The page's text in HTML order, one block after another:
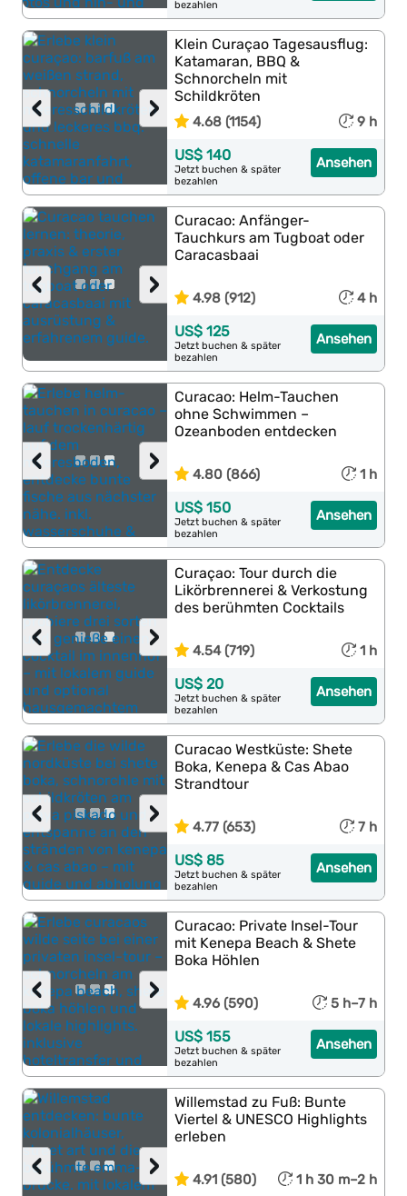
bezahlen
›
‹
Klein Curaçao Tagesausflug:
Katamaran, BBQ &
Schnorcheln mit
Schildkröten
4.68 (1154) 9 h
Ansehen
US$ 140
Jetzt buchen & später
bezahlen
›
‹
Curacao: Anfänger-
Tauchkurs am Tugboat oder
Caracasbaai
4.98 (912) 4 h
Ansehen
US$ 125
Jetzt buchen & später
bezahlen
›
‹
Curacao: Helm-Tauchen
ohne Schwimmen –
Ozeanboden entdecken
4.80 (866) 1 h
Ansehen
US$ 150
Jetzt buchen & später
bezahlen
›
‹
Curaçao: Tour durch die
Likörbrennerei & Verkostung
des berühmten Cocktails
4.54 (719) 1 h
Ansehen
US$ 20
Jetzt buchen & später
bezahlen
›
‹
Curacao Westküste: Shete
Boka, Kenepa & Cas Abao
Strandtour
4.77 (653) 7 h
Ansehen
US$ 85
Jetzt buchen & später
bezahlen
›
‹
Curacao: Private Insel-Tour
mit Kenepa Beach & Shete
Boka Höhlen
4.96 (590) 5 h–7 h
Ansehen
US$ 155
Jetzt buchen & später
bezahlen
›
‹
Willemstad zu Fuß: Bunte
Viertel & UNESCO Highlights
erleben
4.91 (580) 1 h 30 m–2 h